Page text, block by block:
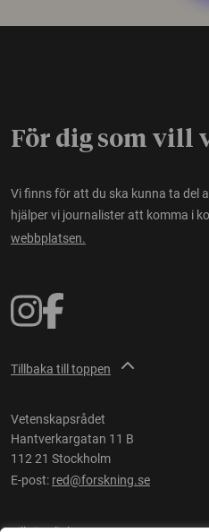
För dig som vill
Vi finns för att du ska kunna ta del
hjälper vi journalister att komma i
webbplatsen.
Tillbaka till toppen
Vetenskapsrådet
Hantverkargatan 11 B
112 21 Stockholm
E-post: red@forskning.se